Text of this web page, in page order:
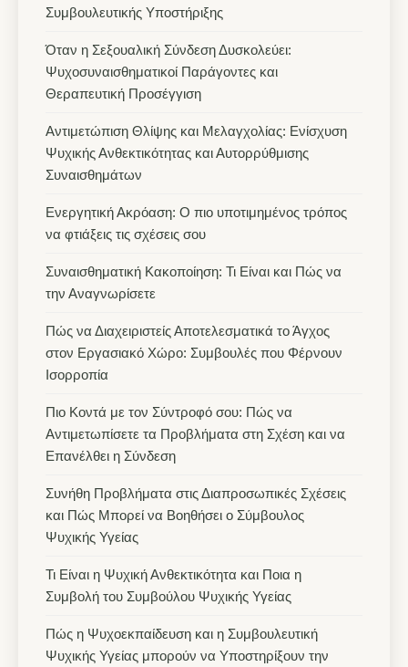
Συμβουλευτικής Υποστήριξης
Όταν η Σεξουαλική Σύνδεση Δυσκολεύει:
Ψυχοσυναισθηματικοί Παράγοντες και
Θεραπευτική Προσέγγιση
Αντιμετώπιση Θλίψης και Μελαγχολίας: Ενίσχυση
Ψυχικής Ανθεκτικότητας και Αυτορρύθμισης
Συναισθημάτων
Ενεργητική Ακρόαση: Ο πιο υποτιμημένος τρόπος
να φτιάξεις τις σχέσεις σου
Συναισθηματική Κακοποίηση: Τι Είναι και Πώς να
την Αναγνωρίσετε
Πώς να Διαχειριστείς Αποτελεσματικά το Άγχος
στον Εργασιακό Χώρο: Συμβουλές που Φέρνουν
Ισορροπία
Πιο Κοντά με τον Σύντροφό σου: Πώς να
Αντιμετωπίσετε τα Προβλήματα στη Σχέση και να
Επανέλθει η Σύνδεση
Συνήθη Προβλήματα στις Διαπροσωπικές Σχέσεις
και Πώς Μπορεί να Βοηθήσει ο Σύμβουλος
Ψυχικής Υγείας
Τι Είναι η Ψυχική Ανθεκτικότητα και Ποια η
Συμβολή του Συμβούλου Ψυχικής Υγείας
Πώς η Ψυχοεκπαίδευση και η Συμβουλευτική
Ψυχικής Υγείας μπορούν να Υποστηρίξουν την